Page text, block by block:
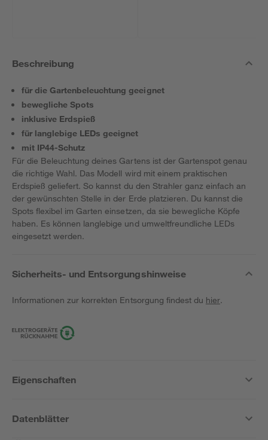
Beschreibung
für die Gartenbeleuchtung geeignet
bewegliche Spots
inklusive Erdspieß
für langlebige LEDs geeignet
mit IP44-Schutz
Für die Beleuchtung deines Gartens ist der Gartenspot genau
die richtige Wahl. Das Modell wird mit einem praktischen
Erdspieß geliefert. So kannst du den Strahler ganz einfach an
der gewünschten Stelle in der Erde platzieren. Du kannst die
Spots flexibel im Garten einsetzen, da sie bewegliche Köpfe
haben. Es können langlebige und umweltfreundliche LEDs
eingesetzt werden.
Sicherheits- und Entsorgungshinweise
Informationen zur korrekten Entsorgung findest du hier.
Eigenschaften
Datenblätter